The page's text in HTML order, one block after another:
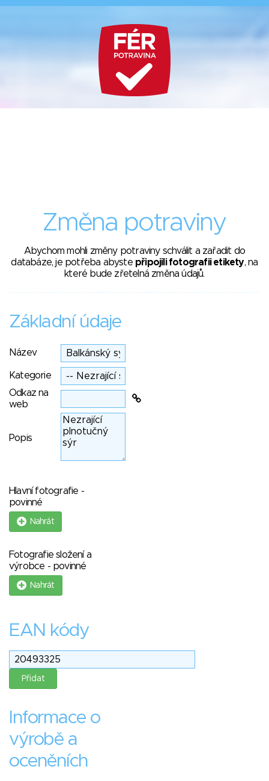
Změna potraviny
Abychom mohli změny potraviny schválit a zařadit do
databáze, je potřeba abyste připojili fotografii etikety, na
které bude zřetelná změna údajů.
Základní údaje
Název
Kategorie
Odkaz na
web
Popis
Hlavní fotografie -
povinné
Nahrát
Fotografie složení a
výrobce - povinné
Nahrát
EAN kódy
Informace o
výrobě a
oceněních